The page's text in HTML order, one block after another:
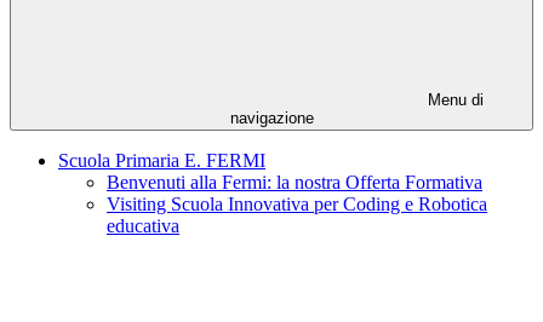
Menu di
navigazione
Scuola Primaria E. FERMI
Benvenuti alla Fermi: la nostra Offerta Formativa
Visiting Scuola Innovativa per Coding e Robotica
educativa